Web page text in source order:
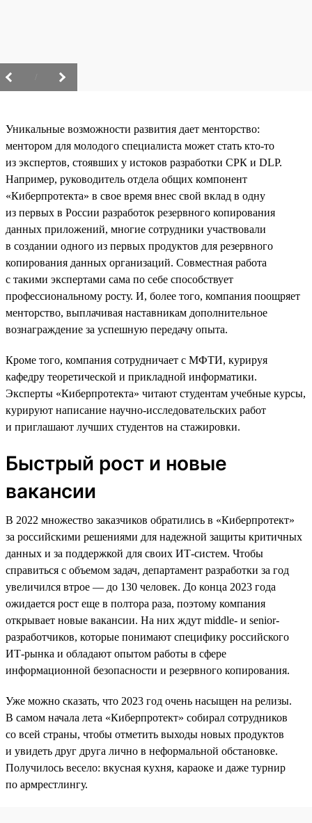
Уникальные возможности развития дает менторство:
ментором для молодого специалиста может стать кто-то
из экспертов, стоявших у истоков разработки СРК и DLP.
Например, руководитель отдела общих компонент
«Киберпротекта» в свое время внес свой вклад в одну
из первых в России разработок резервного копирования
данных приложений, многие сотрудники участвовали
в создании одного из первых продуктов для резервного
копирования данных организаций. Совместная работа
с такими экспертами сама по себе способствует
профессиональному росту. И, более того, компания поощряет
менторство, выплачивая наставникам дополнительное
вознаграждение за успешную передачу опыта.
Кроме того, компания сотрудничает с МФТИ, курируя
кафедру теоретической и прикладной информатики.
Эксперты «Киберпротекта» читают студентам учебные курсы,
курируют написание научно-исследовательских работ
и приглашают лучших студентов на стажировки.
Быстрый рост и новые
вакансии
В 2022 множество заказчиков обратились в «Киберпротект»
за российскими решениями для надежной защиты критичных
данных и за поддержкой для своих ИТ-систем. Чтобы
справиться с объемом задач, департамент разработки за год
увеличился втрое — до 130 человек. До конца 2023 года
ожидается рост еще в полтора раза, поэтому компания
открывает новые вакансии. На них ждут middle- и senior-
разработчиков, которые понимают специфику российского
ИТ-рынка и обладают опытом работы в сфере
информационной безопасности и резервного копирования.
Уже можно сказать, что 2023 год очень насыщен на релизы.
В самом начала лета «Киберпротект» собирал сотрудников
со всей страны, чтобы отметить выходы новых продуктов
и увидеть друг друга лично в неформальной обстановке.
Получилось весело: вкусная кухня, караоке и даже турнир
по армрестлингу.